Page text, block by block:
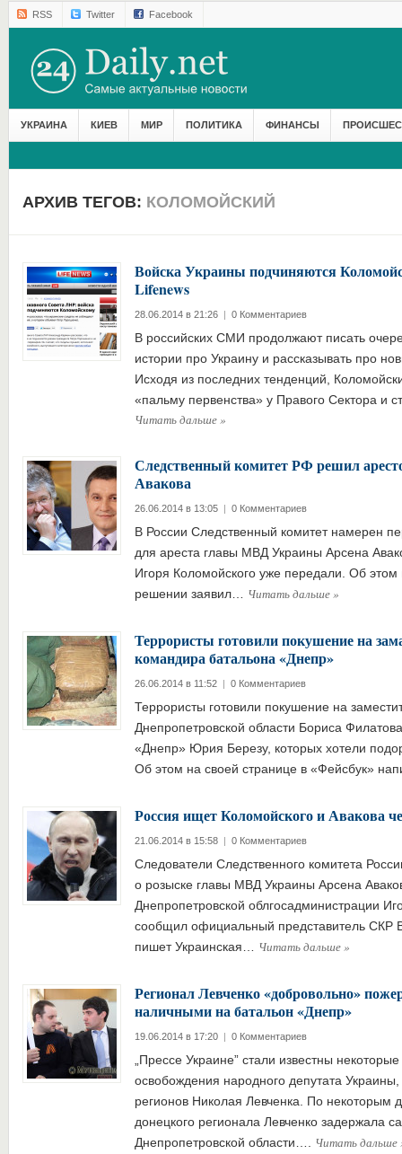
RSS Twitter Facebook
УКРАИНА КИЕВ МИР ПОЛИТИКА ФИНАНСЫ
АРХИВ ТЕГОВ: КОЛОМОЙСКИЙ
Войска Украины подчиняются
Lifenews
28.06.2014 в 21:26 | 0 Комментариев
В российских СМИ продолжают писать
истории про Украину и рассказывать про
Исходя из последних тенденций,
«пальму первенства» у Правого Сектора и
Читать дальше»
Следственный комитет РФ решил
Авакова
26.06.2014 в 13:05 | 0 Комментариев
В России Следственный комитет намерен
для ареста главы МВД Украины Арсена
Игоря Коломойского уже передали. Об
решении заявил… Читать дальше»
Террористы готовили покушение на
командира батальона «Днепр»
26.06.2014 в 11:52 | 0 Комментариев
Террористы готовили покушение на
Днепропетровской области Бориса
«Днепр» Юрия Березу, которых хотели
Об этом на своей странице в «Фейсбук»
Россия ищет Коломойского и Авакова
21.06.2014 в 15:58 | 0 Комментариев
Следователи Следственного комитета
о розыске главы МВД Украины Арсена
Днепропетровской облгосадминистрации
сообщил официальный представитель
пишет Украинская… Читать дальше»
Регионал Левченко «добровольно»
наличными на батальон «Днепр»
19.06.2014 в 17:20 | 0 Комментариев
„Прессе Украине” стали известны
освобождения народного депутата
регионов Николая Левченка. По некоторым
донецкого регионала Левченко задержала
Днепропетровской области…. Читать дальше